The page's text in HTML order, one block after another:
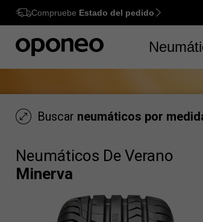
Ctrl M
Compruebe Estado del pedido
Buscar neumáticos por
Neumáticos De Verano
Minerva